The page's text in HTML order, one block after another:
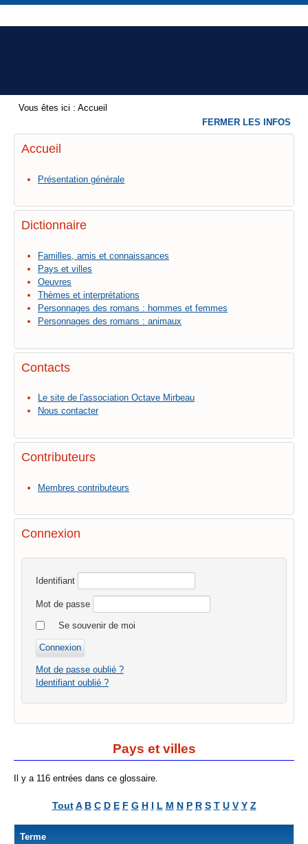
Vous êtes ici : Accueil
Accueil
Présentation générale
Dictionnaire
Familles, amis et connaissances
Pays et villes
Oeuvres
Thèmes et interprétations
Personnages des romans : hommes et femmes
Personnages des romans : animaux
Contacts
Le site de l'association Octave Mirbeau
Nous contacter
Contributeurs
Membres contributeurs
Connexion
Identifiant
Mot de passe
Se souvenir de moi
Mot de passe oublié ?
Identifiant oublié ?
Pays et villes
Il y a 116 entrées dans ce glossaire.
Tout A B C D E F G H I L M N P R S T U V Y Z
Terme
FERMER LES INFOS